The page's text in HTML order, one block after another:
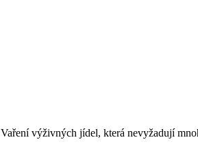
výživných jídel, která nevyžadují